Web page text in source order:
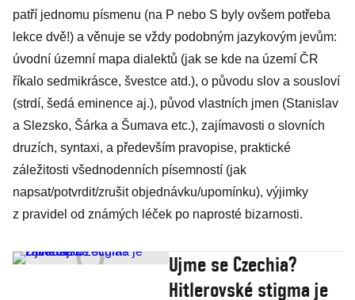
patří jednomu písmenu (na P nebo S byly ovšem potřeba
lekce dvě!) a věnuje se vždy podobným jazykovým jevům:
úvodní územní mapa dialektů (jak se kde na území ČR
říkalo sedmikrásce, švestce atd.), o původu slov a sousloví
(strdí, šedá eminence aj.), původ vlastních jmen (Stanislav
a Slezsko, Šárka a Šumava etc.), zajímavosti o slovních
druzích, syntaxi, a především pravopise, praktické
záležitosti všednodenních písemností (jak
napsat/potvrdit/zrušit objednávku/upomínku), výjimky
z pravidel od známých léček po naprosté bizarnosti.
Ujme se Czechia?
Hitlerovské stigma je